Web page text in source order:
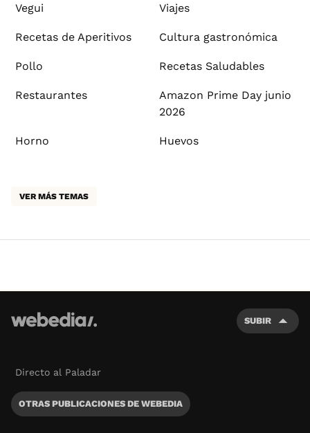
Vegui Viajes
Recetas de Aperitivos Cultura gastronómica
Pollo Recetas Saludables
Restaurantes
Amazon Prime Day junio
2026
Horno Huevos
VER MÁS TEMAS
SUBIR
Directo al Paladar
OTRAS PUBLICACIONES DE WEBEDIA